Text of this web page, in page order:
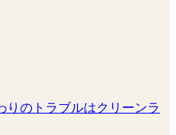
りのトラブルはクリーンラ